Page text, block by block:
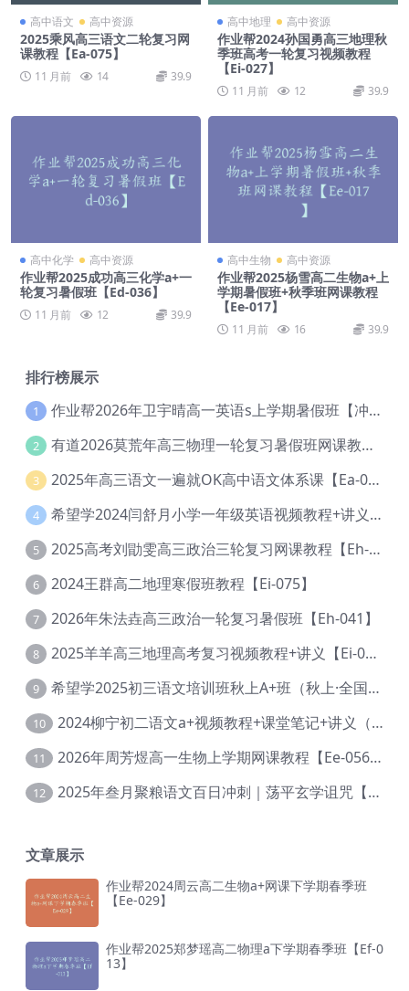
高中语文 高中资源
2025乘风高三语文二轮复习网
课教程【Ea-075】
11 月前 14 39.9
高中地理 高中资源
作业帮2024孙国勇高三地理秋
季班高考一轮复习视频教程
【Ei-027】
11 月前 12 39.9
高中化学 高中资源
作业帮2025成功高三化学a+一
轮复习暑假班【Ed-036】
11 月前 12 39.9
高中生物 高中资源
作业帮2025杨雪高二生物a+上
学期暑假班+秋季班网课教程
【Ee-017】
11 月前 16 39.9
排行榜展示
1 作业帮2026年卫宇晴高一英语s上学期暑假班【冲顶班】【Ec-003】
2 有道2026莫荒年高三物理一轮复习暑假班网课教程【Ef-044】
3 2025年高三语文一遍就OK高中语文体系课【Ea-028】
4 希望学2024闫舒月小学一年级英语视频教程+讲义【Cc-004】
5 2025高考刘勖雯高三政治三轮复习网课教程【Eh-061】
6 2024王群高二地理寒假班教程【Ei-075】
7 2026年朱法垚高三政治一轮复习暑假班【Eh-041】
8 2025羊羊高三地理高考复习视频教程+讲义【Ei-051】
9 希望学2025初三语文培训班秋上A+班（秋上·全国版·A+）【Da-031】
10 2024柳宁初二语文a+视频教程+课堂笔记+讲义（暑假班+秋季班）【Da-003】
11 2026年周芳煜高一生物上学期网课教程【Ee-056】
12 2025年叁月聚粮语文百日冲刺｜荡平玄学诅咒【Ea-001】
文章展示
作业帮2024周云高二生物a+网课下学期春季班
【Ee-029】
作业帮2025郑梦瑶高二物理a下学期春季班【Ef-0
13】